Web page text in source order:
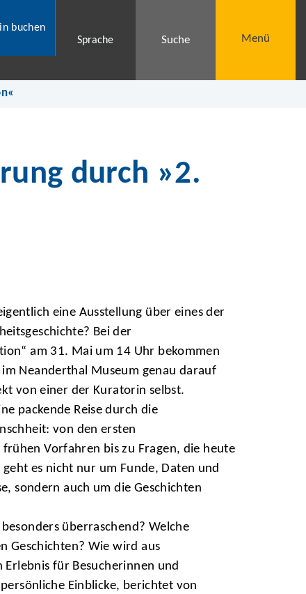
buchen
Sprache
Suche Menü
durch »2.
eine Ausstellung über eines der
Bei der
am 31. Mai um 14 Uhr bekommen
Neanderthal Museum genau darauf
von einer der Kuratorin selbst.
packende Reise durch die
von den ersten
Vorfahren bis zu Fragen, die heute
es nicht nur um Funde, Daten und
sondern auch um die Geschichten
überraschend? Welche
Geschichten? Wie wird aus
für Besucherinnen und
Einblicke, berichtet von